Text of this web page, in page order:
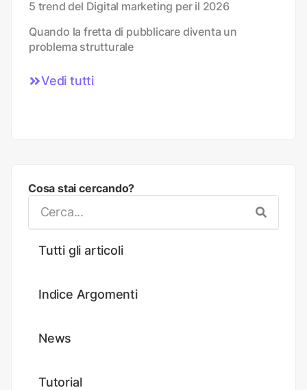
5 trend del Digital marketing per il 2026
Quando la fretta di pubblicare diventa un
problema strutturale
Vedi tutti
Cosa stai cercando?
Tutti gli articoli
Indice Argomenti
News
Tutorial